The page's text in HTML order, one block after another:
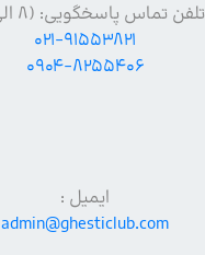
تلفن تماس پاسخگویی: (۸ الی ۱۷)
۰۲۱-۹۱۵۵۳۸۲۱
۰۹۰۴-۸۲۵۵۴۰۶
ایمیل :
admin@ghesticlub.com